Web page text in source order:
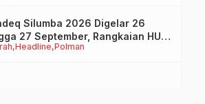
Headline Polman
Silumba 2026 Digelar 26
27 September, Rangkaian HUT